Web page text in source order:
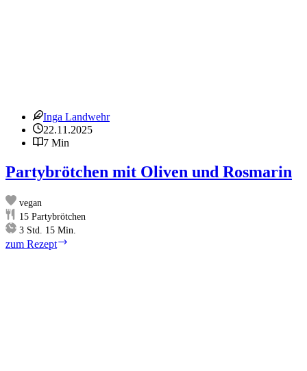
Inga Landwehr
22.11.2025
7 Min
Partybrötchen mit Oliven und Rosmarin
vegan
15 Partybrötchen
3 Stunden
Std. 15 Minuten
Min.
zum Rezept